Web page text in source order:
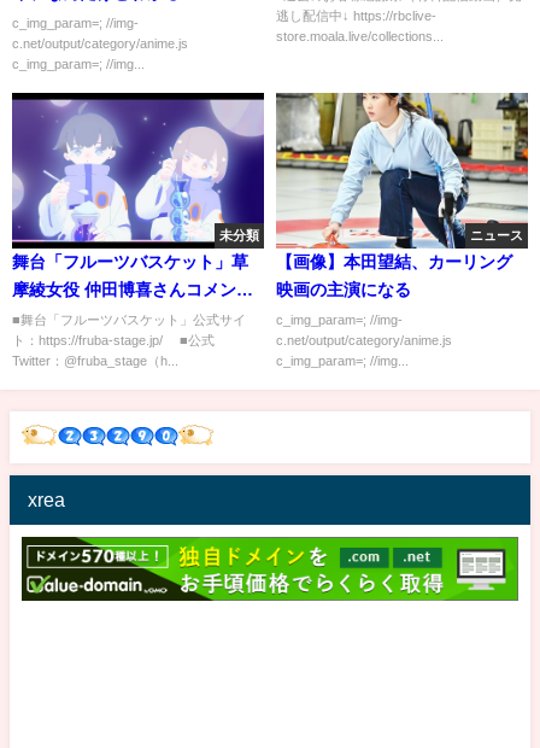
c_img_param=; //img-
c.net/output/category/anime.js
c_img_param=; //img...
逃し配信中↓ https://rbclive-
store.moala.live/collections...
未分類
舞台「フルーツバスケット」草
摩綾女役 仲田博喜さんコメント
動画
■舞台「フルーツバスケット」公式サイ
ト：https://fruba-stage.jp/ ■公式
Twitter：@fruba_stage（h...
ニュース
【画像】本田望結、カーリング
映画の主演になる
c_img_param=; //img-
c.net/output/category/anime.js
c_img_param=; //img...
xrea